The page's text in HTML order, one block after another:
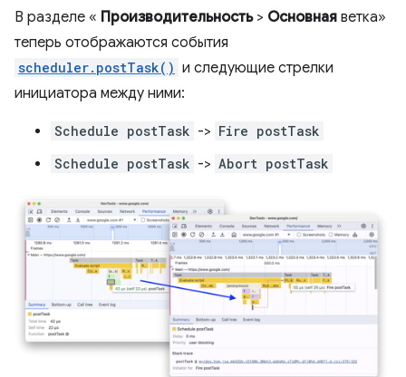
В разделе « Производительность> Основная ветка»
теперь отображаются события
scheduler.postTask() и следующие стрелки
инициатора между ними:
Schedule postTask -> Fire postTask
Schedule postTask -> Abort postTask